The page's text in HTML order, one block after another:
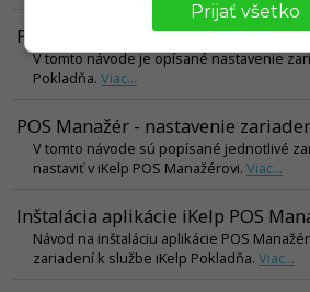
POS Manažér - FT4000B eKasa v
V tomto návode je opísané nastavenie
Pokladňa. Viac...
POS Manažér - nastavenie
V tomto návode sú popísané jednotlivé
nastaviť v iKelp POS Manažérovi. Viac...
Inštalácia aplikácie iKelp POS
Návod na inštaláciu aplikácie POS
zariadení k službe iKelp Pokladňa. Viac...
Prijať všetko